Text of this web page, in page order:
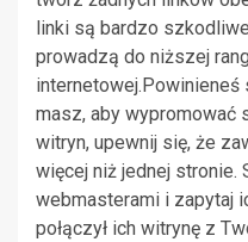
linki są bardzo
prowadzą do niższej
masz, aby wypromować
witryn, upewnij się, że
więcej niż jednej stronie.
webmasterami i zapytaj
połączył ich witrynę z